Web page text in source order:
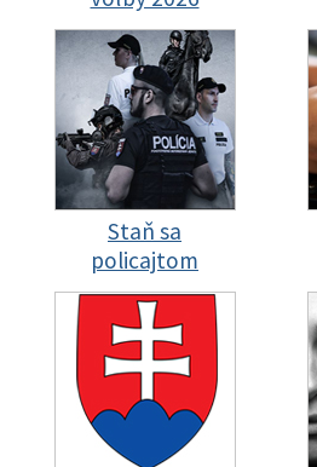
Staň sa
policajtom